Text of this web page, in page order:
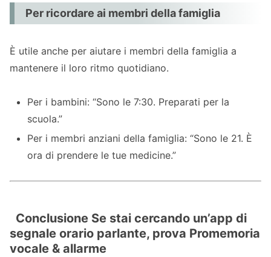
Per ricordare ai membri della famiglia
È utile anche per aiutare i membri della famiglia a
mantenere il loro ritmo quotidiano.
Per i bambini: “Sono le 7:30. Preparati per la
scuola.”
Per i membri anziani della famiglia: “Sono le 21. È
ora di prendere le tue medicine.”
Conclusione Se stai cercando un’app di
segnale orario parlante, prova Promemoria
vocale & allarme